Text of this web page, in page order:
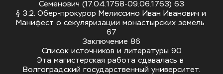
Семенович (17.04.1758-09.06.1763) 63
§ 3.2. Обер-прокурор Мелиссино Иван Иванович и
Манифест о секуляризации монастырских земель
67
Заключение 86
Список источников и литературы 90
Эта магистерская работа сдавалась в
Волгоградский государственный университет.